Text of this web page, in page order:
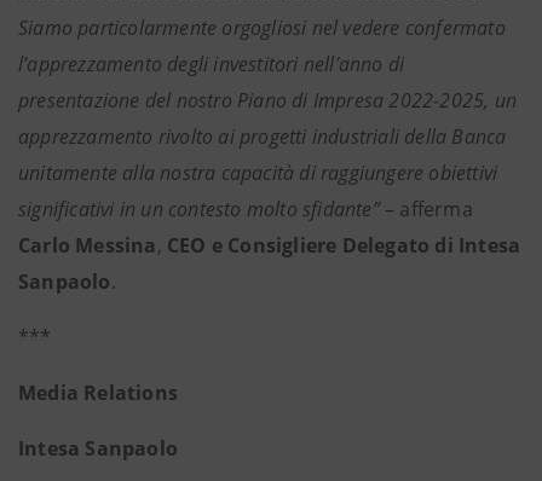
Siamo particolarmente orgogliosi nel vedere confermato
l’apprezzamento degli investitori nell’anno di
presentazione del nostro Piano di Impresa 2022-2025, un
apprezzamento rivolto ai progetti industriali della Banca
unitamente alla nostra capacità di raggiungere obiettivi
significativi in un contesto molto sfidante”– afferma
Carlo Messina, CEO e Consigliere Delegato di Intesa
Sanpaolo.
***
Media Relations
Intesa Sanpaolo